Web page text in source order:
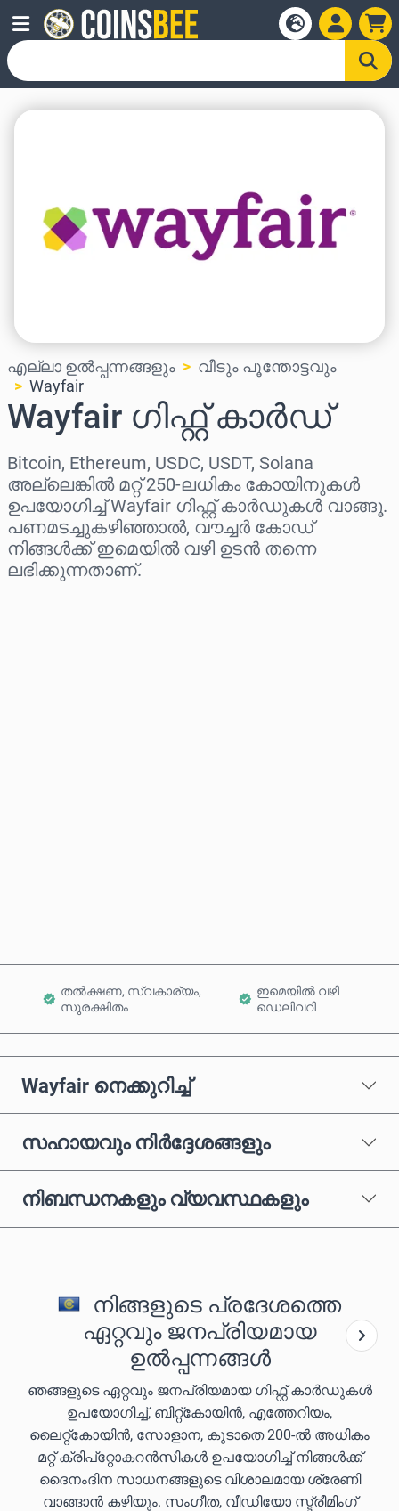
എല്ലാ ഉൽപ്പന്നങ്ങളും
വീടും പൂന്തോട്ടവും
Wayfair
Wayfair ഗിഫ്റ്റ് കാർഡ്
Bitcoin, Ethereum, USDC, USDT, Solana
അല്ലെങ്കിൽ മറ്റ് 250-ലധികം കോയിനുകൾ
ഉപയോഗിച്ച് Wayfair ഗിഫ്റ്റ് കാർഡുകൾ വാങ്ങൂ.
പണമടച്ചുകഴിഞ്ഞാൽ, വൗച്ചർ കോഡ്
നിങ്ങൾക്ക് ഇമെയിൽ വഴി ഉടൻ തന്നെ
ലഭിക്കുന്നതാണ്.
തൽക്ഷണ, സ്വകാര്യം,
സുരക്ഷിതം
ഇമെയിൽ വഴി
ഡെലിവറി
Wayfair നെക്കുറിച്ച്
സഹായവും നിർദ്ദേശങ്ങളും
നിബന്ധനകളും വ്യവസ്ഥകളും
നിങ്ങളുടെ പ്രദേശത്തെ
ഏറ്റവും ജനപ്രിയമായ
ഉൽപ്പന്നങ്ങൾ
ഞങ്ങളുടെ ഏറ്റവും ജനപ്രിയമായ ഗിഫ്റ്റ് കാർഡുകൾ
ഉപയോഗിച്ച്, ബിറ്റ്കോയിൻ, എത്തേറിയം,
ലൈറ്റ്കോയിൻ, സോളാന, കൂടാതെ 200-ൽ അധികം
മറ്റ് ക്രിപ്‌റ്റോകറൻസികൾ ഉപയോഗിച്ച് നിങ്ങൾക്ക്
ദൈനംദിന സാധനങ്ങളുടെ വിശാലമായ ശ്രേണി
വാങ്ങാൻ കഴിയും. സംഗീത, വീഡിയോ സ്ട്രീമിംഗ്